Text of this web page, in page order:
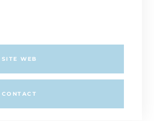
SITE WEB
CONTACT